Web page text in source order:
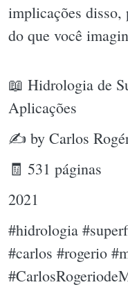
implicações disso,
do que você
📖 Hidrologia de
Aplicações
✍ by Carlos
🧾 531 páginas
2021
#hidrologia
#carlos #rogerio